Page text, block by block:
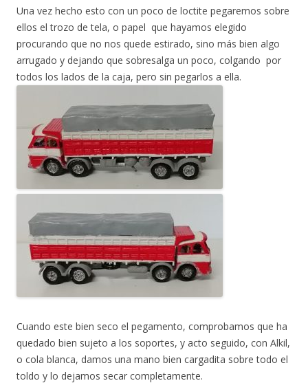
Una vez hecho esto con un poco de loctite pegaremos sobre
ellos el trozo de tela, o papel que hayamos elegido
procurando que no nos quede estirado, sino más bien algo
arrugado y dejando que sobresalga un poco, colgando por
todos los lados de la caja, pero sin pegarlos a ella.
Cuando este bien seco el pegamento, comprobamos que ha
quedado bien sujeto a los soportes, y acto seguido, con Alkil,
o cola blanca, damos una mano bien cargadita sobre todo el
toldo y lo dejamos secar completamente.